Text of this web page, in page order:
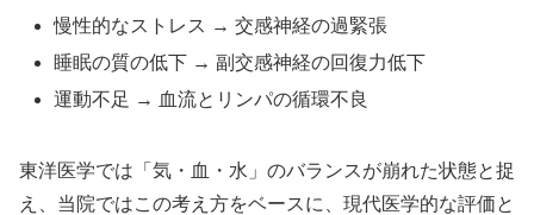
慢性的なストレス → 交感神経の過緊張
睡眠の質の低下 → 副交感神経の回復力低下
運動不足 → 血流とリンパの循環不良
東洋医学では「気・血・水」のバランスが崩れた状態と捉
え、当院ではこの考え方をベースに、現代医学的な評価と